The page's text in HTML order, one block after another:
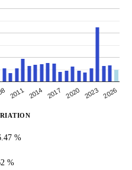
2011 2014 2017 2020 2023 2026
%
%